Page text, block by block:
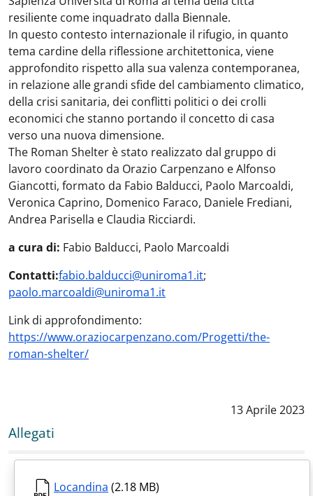
resiliente come inquadrato dalla Biennale.
In questo contesto internazionale il rifugio, in quanto
tema cardine della riflessione architettonica, viene
approfondito rispetto alla sua valenza contemporanea,
in relazione alle grandi sfide del cambiamento climatico,
della crisi sanitaria, dei conflitti politici o dei crolli
economici che stanno portando il concetto di casa
verso una nuova dimensione.
The Roman Shelter è stato realizzato dal gruppo di
lavoro coordinato da Orazio Carpenzano e Alfonso
Giancotti, formato da Fabio Balducci, Paolo Marcoaldi,
Veronica Caprino, Domenico Faraco, Daniele Frediani,
Andrea Parisella e Claudia Ricciardi.
a cura di: Fabio Balducci, Paolo Marcoaldi
Contatti:fabio.balducci@uniroma1.it;
paolo.marcoaldi@uniroma1.it
Link di approfondimento:
https://www.oraziocarpenzano.com/Progetti/the-
roman-shelter/
Data notizia:
13 Aprile 2023
Allegati
Locandina (2.18 MB)